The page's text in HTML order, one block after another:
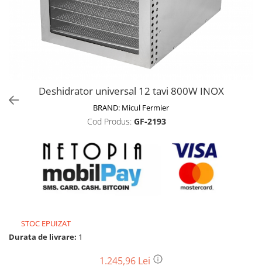
Trotinete electrice
Biciclete, trotinete, triciclete
Biciclete electrice
Motoburghie si accesorii
Accesorii motoburghie
Drujbe, fierastraie electrice
Drujbe pe benzina
Drujbe cu acumulator
Consumabile drujbe, fierastraie
Drujbe electrice
Unelte electrice busteni
Batoze - mori desfacat porumb
Deshidrator universal 12 tavi 800W INOX
BRAND: Micul Fermier
Cod Produs: GF-2193
STOC EPUIZAT
Durata de livrare: 1
1.245,96 Lei